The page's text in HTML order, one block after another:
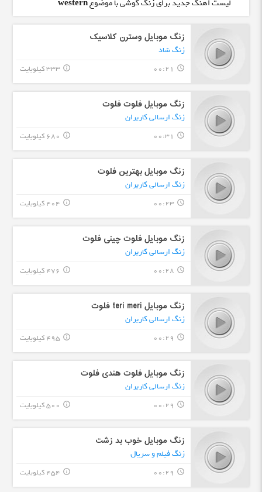
لیست اهنگ جدید برای زنگ گوشی با موضوعwestern
زنگ موبایل وسترن کلاسیک
زنگ شاد
query_builder
00:21 333 کیلوبایت info_outline
زنگ موبایل فلوت فلوت
زنگ ارسالی کاربران
query_builder
00:31 680 کیلوبایت info_outline
زنگ موبایل بهترین فلوت
زنگ ارسالی کاربران
query_builder
00:23 404 کیلوبایت info_outline
زنگ موبایل فلوت چینی فلوت
زنگ ارسالی کاربران
query_builder
00:28 476 کیلوبایت info_outline
زنگ موبایل teri meri فلوت
زنگ ارسالی کاربران
query_builder
00:29 495 کیلوبایت info_outline
زنگ موبایل فلوت هندی فلوت
زنگ ارسالی کاربران
query_builder
00:29 500 کیلوبایت info_outline
زنگ موبایل خوب بد زشت
زنگ فیلم و سریال
query_builder
00:29 454 کیلوبایت info_outline